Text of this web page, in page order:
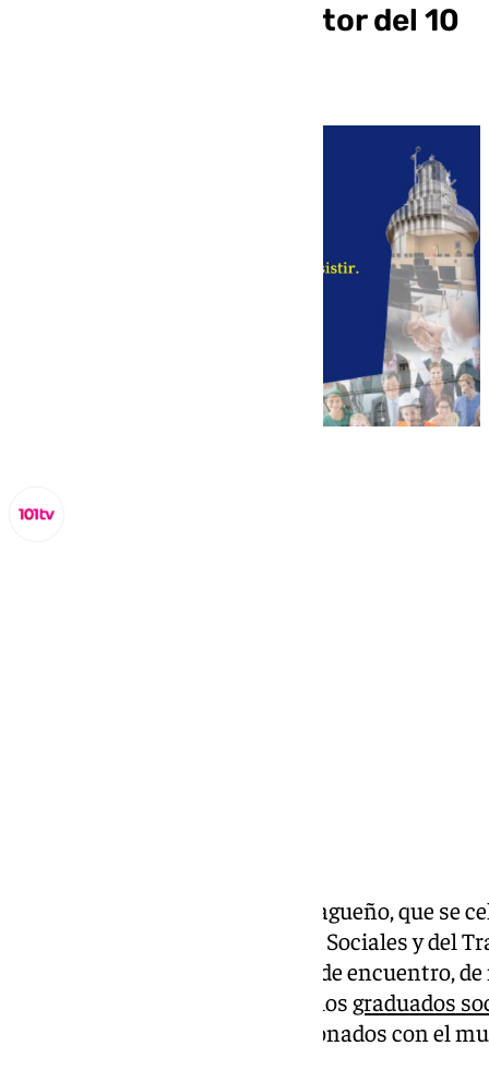
profesionales del sector del 10
El IX Congreso Laboralista Malagueño, que se
2025 en la Facultad de Estudios Sociales y del
Málaga (UMA), será un espacio de encuentro,
actualización profesional para losgraduados
y todos los profesionales relacionados con el